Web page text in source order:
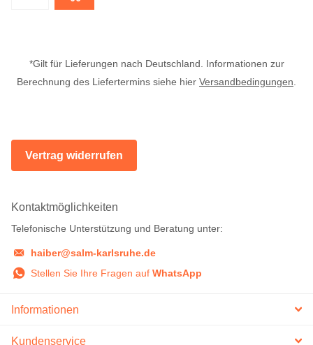
*Gilt für Lieferungen nach Deutschland. Informationen zur
Berechnung des Liefertermins siehe hier Versandbedingungen.
Vertrag widerrufen
Kontaktmöglichkeiten
Telefonische Unterstützung und Beratung unter:
haiber@salm-karlsruhe.de
Stellen Sie Ihre Fragen auf WhatsApp
Informationen
Kundenservice